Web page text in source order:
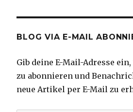
BLOG VIA E-MAIL
Gib deine E-Mail-Adresse
zu abonnieren und
neue Artikel per E-Mail zu